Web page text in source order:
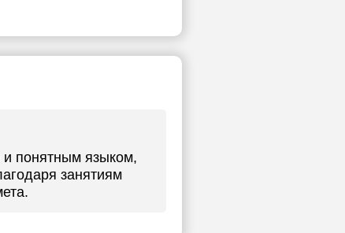
понятным языком,
занятиям